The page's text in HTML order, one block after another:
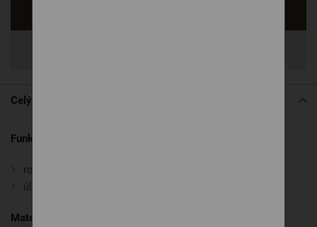
Celý popis
Funkcie a komfort:
rozklad na lôžko
úložný priestor
Materiálové prevedenie a dizajn: